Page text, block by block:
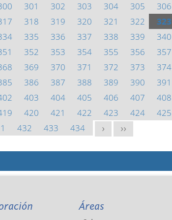
301 302 303 304 305 306
318 319 320 321 322 323
335 336 337 338 339 340
352 353 354 355 356 357
369 370 371 372 373 374
386 387 388 389 390 391
403 404 405 406 407 408
420 421 422 423 424 425
432 433 434 > >>
Áreas